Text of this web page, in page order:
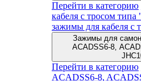
Перейти в категорию
кабеля с тросом типа
зажимы для кабеля с
Зажимы для
ACADSS6-8,
Перейти в категорию
ACADSS6-8,